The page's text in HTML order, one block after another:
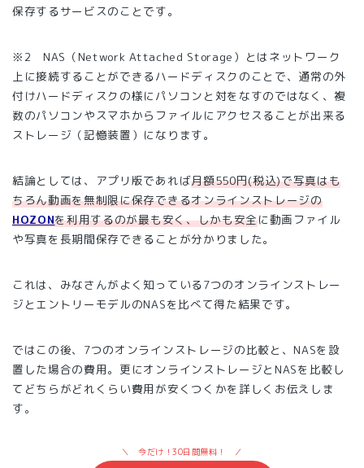
保存するサービスのことです。
※2 NAS（Network Attached Storage）とはネットワーク
上に接続することができるハードディスクのことで、通常の外
付けハードディスクの様にパソコンと対をなすのではなく、複
数のパソコンやスマホからファイルにアクセスることが出来る
ストレージ（記憶装置）になります。
結論としては、アプリ版であれば月額550円(税込)で写真はも
ちろん動画を無制限に保存できるオンラインストレージの
HOZONを利用するのが最も安く、しかも安全に動画ファイル
や写真を長期間保存できることが分かりました。
これは、みなさんがよく知っている7つのオンラインストレー
ジとエントリーモデルのNASを比べて得た結果です。
ではこの後、7つのオンラインストレージの比較と、NASを設
置した場合の費用。更にオンラインストレージとNASを比較し
てどちらがどれくらい費用が安くつくかを詳しくお伝えしま
す。
今だけ！30日間無料！